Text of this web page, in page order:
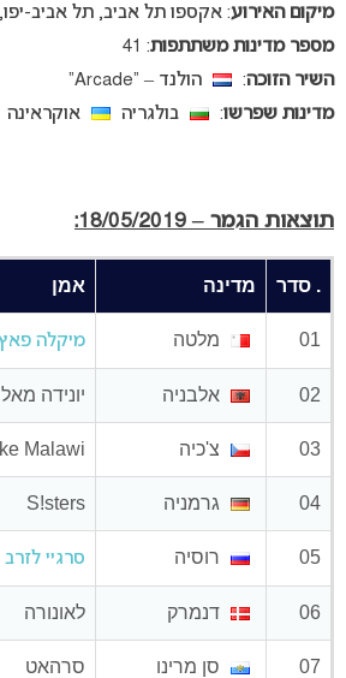
מיקום האירוע: אקספו תל אביב, תל אביב-
מספר מדינות משתתפות: 41
השיר הזוכה:
הולנד – “Arcade”
מדינות שפרשו: בולגריה אוקראינה
תוצאות הגמר – 18/05/2019:
. סדר מדינה אמן
01 מלטה מיקלה
02 אלבניה יונידה
03 צ'כיה Malawi
04 גרמניה S!sters
05 רוסיה סרגיי לזרב
06 דנמרק לאונורה
07 סן מרינו סרהאט